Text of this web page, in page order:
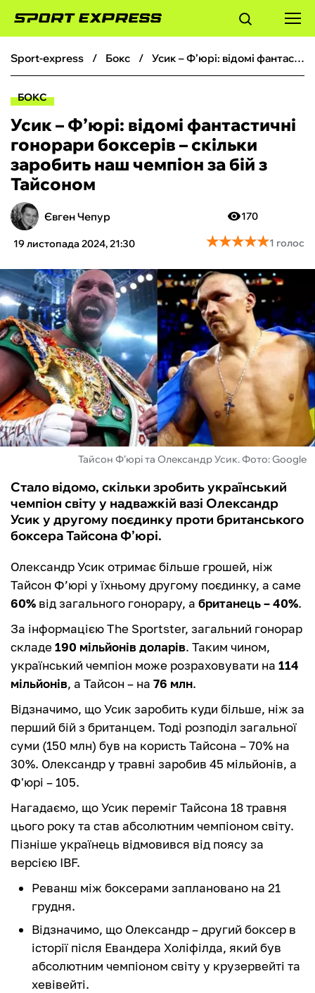
ФУТБОЛ
БОКС
ХОКЕЙ
ТЕНІС
КІБЕРСПОРТ
ЧС-2026
ФУТЗАЛ
ІНШІ
БУКМЕКЕРИ
sport-express бокс Усик – Ф’юрі: відомі фантастичні гонорари боксерів – скільки заробить наш чемпіон за бій з Тайсоном
БОКС
Усик – Ф’юрі: відомі фантастичні
гонорари боксерів – скільки
заробить наш чемпіон за бій з
Тайсоном
Євген Чепур
19 листопада 2024, 21:30
170
★★★★★
★★★★★1 голос
Тайсон Ф’юрі та Олександр Усик. Фото: Google
Стало відомо, скільки зробить український
чемпіон світу у надважкій вазі Олександр
Усик у другому поєдинку проти британського
боксера Тайсона Ф’юрі.
Олександр Усик отримає більше грошей, ніж
Тайсон Ф’юрі у їхньому другому поєдинку, а саме
60% від загального гонорару, а британець – 40%.
За інформацією The Sportster, загальний гонорар
складе 190 мільйонів доларів. Таким чином,
український чемпіон може розраховувати на 114
мільйонів, а Тайсон – на 76 млн.
Відзначимо, що Усик заробить куди більше, ніж за
перший бій з британцем. Тоді розподіл загальної
суми (150 млн) був на користь Тайсона – 70% на
30%. Олександр у травні заробив 45 мільйонів, а
Ф'юрі – 105.
Нагадаємо, що Усик переміг Тайсона 18 травня
цього року та став абсолютним чемпіоном світу.
Пізніше українець відмовився від поясу за
версією IBF.
Реванш між боксерами заплановано на 21
грудня.
Відзначимо, що Олександр – другий боксер в
історії після Евандера Холіфілда, який був
абсолютним чемпіоном світу у крузервейті та
хевівейті.